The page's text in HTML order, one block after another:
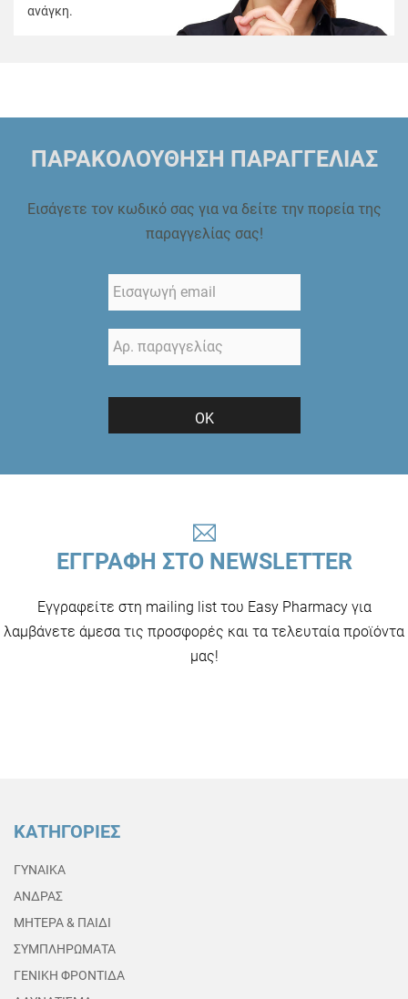
ανάγκη.
ΠΑΡΑΚΟΛΟΥΘΗΣΗ ΠΑΡΑΓΓΕΛΙΑΣ
Εισάγετε τον κωδικό σας για να δείτε την πορεία της
παραγγελίας σας!
ΟΚ
ΕΓΓΡΑΦΗ ΣΤΟ NEWSLETTER
Εγγραφείτε στη mailing list του Easy Pharmacy για
λαμβάνετε άμεσα τις προσφορές και τα τελευταία προϊόντα
μας!
ΚΑΤΗΓΟΡΙΕΣ
ΓΥΝΑΙΚΑ
ΑΝΔΡΑΣ
ΜΗΤΕΡΑ & ΠΑΙΔΙ
ΣΥΜΠΛΗΡΩΜΑΤΑ
ΓΕΝΙΚΗ ΦΡΟΝΤΙΔΑ